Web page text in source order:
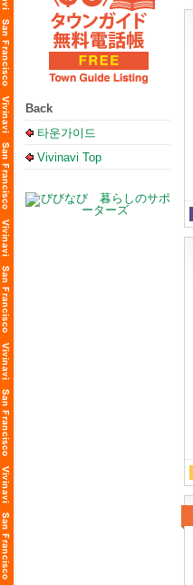
Back
타운가이드
Vivinavi Top